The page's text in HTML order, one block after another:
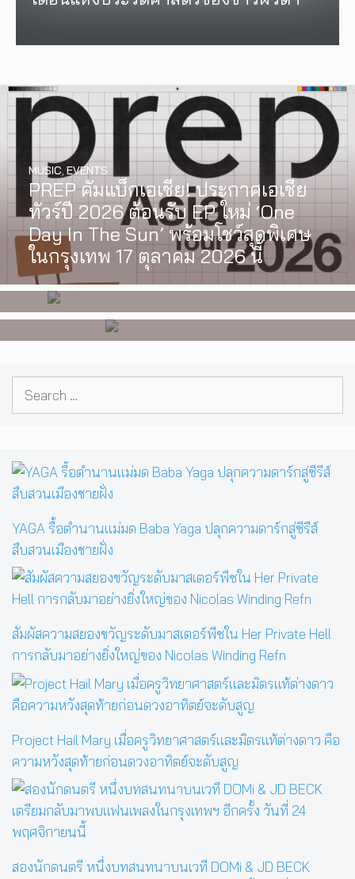
PREP คัมแบ็กเอเชีย! ประกาศเอเชีย
ทัวร์ปี 2026 ต้อนรับ EP ใหม่ ‘One
Day In The Sun’ พร้อมโชว์สุดพิเศษ
ในกรุงเทพ 17 ตุลาคม 2026 นี้
MUSIC EVENTS
[Exclusive Interview] grentperez
จากเด็กอายุ 12 ปีที่ร้องเพลงในห้อง
นอน สู่การแสดงคอนเสิร์ตต่อหน้าคน
นับหมื่น
INTERVIEW,MUSIC
I Wish You All the Best เรื่องราวของ
วัยรุ่นนอนไบนารี่ กับครอบครัวที่เขา
เลือกได้เอง ผลงานการกำกับ
ภาพยนตร์เรื่องแรกของ Tommy
Dorfman
WATCH,LGBTQIAN+
Search
YAGA รื้อตำนานแม่มด Baba Yaga ปลุกความดาร์กสู่ซีรีส์
สืบสวนเมืองชายฝั่ง
สัมผัสความสยองขวัญระดับมาสเตอร์พีซใน Her Private Hell
การกลับมาอย่างยิ่งใหญ่ของ Nicolas Winding Refn
Project Hail Mary เมื่อครูวิทยาศาสตร์และมิตรแท้ต่างดาว คือ
ความหวังสุดท้ายก่อนดวงอาทิตย์จะดับสูญ
สองนักดนตรี หนึ่งบทสนทนาบนเวที DOMi & JD BECK